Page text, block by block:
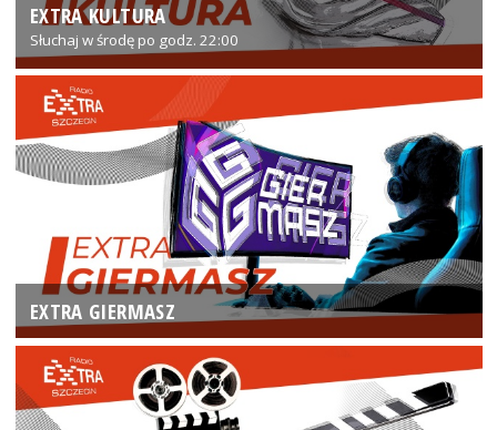
EXTRA KULTURA
Słuchaj w środę po godz. 22:00
EXTRA GIERMASZ